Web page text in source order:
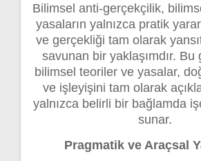
Bilimsel anti-gerçekçilik,
yasaların yalnızca pratik
ve gerçekliği tam olarak
savunan bir yaklaşımdır. Bu
bilimsel teoriler ve yasalar,
ve işleyişini tam olarak
yalnızca belirli bir bağlamda
sunar.
Pragmatik ve Araçsal